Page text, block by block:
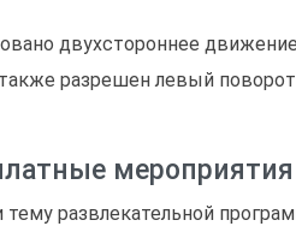
двухстороннее
разрешен левый
мероприятия
развлекательной